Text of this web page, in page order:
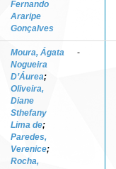
Fernando
Araripe
Gonçalves
Moura, Ágata
Nogueira
D’Áurea;
Oliveira,
Diane
Sthefany
Lima de;
Paredes,
Verenice;
Rocha,
-